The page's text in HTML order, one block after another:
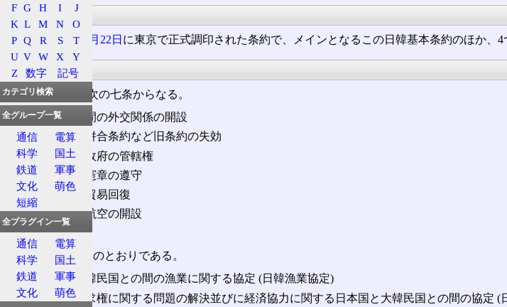
条約
1965(昭和40)年 6月22日 に東京で正式調印された条約で、メインとなるこの日韓基本条約のほか、
内容
日韓基本条約は次の七条からなる。
第1条: 両国間の外交関係の開設
第2条: 日韓併合条約など旧条約の失効
第3条: 韓国政府の管轄権
第4条: 国連憲章の遵守
第5条: 通商貿易回復
第6条: 民間航空の開設
第7条: 批准
4つの協定は、次のとおりである。
日本国と大韓民国との間の漁業に関する協定 (日韓漁業協定)
財産及び請求権に関する問題の解決並びに経済協力に関する日本国と大韓民国との間の協定 (
F G H I
J
K L M N
O
P Q R S
T
U V W X
Y
Z
数字 記号
カテゴリ検索
全グループ一覧
通信
電算
科学
国土
鉄道
軍事
文化
萌色
短縮
全プラグイン一覧
通信
電算
科学
国土
鉄道
軍事
文化
萌色